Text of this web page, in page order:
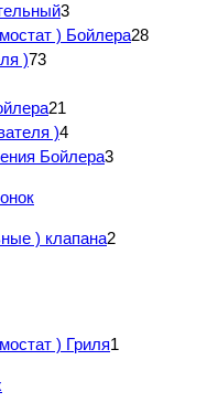
3
) Бойлера28
)73
21
)4
Бойлера3
) клапана2
) Гриля1